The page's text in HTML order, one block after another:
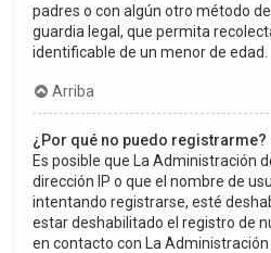
padres o con algún otro método
guardia legal, que permita
identificable de un menor de edad.
Arriba
¿Por qué no puedo registrarme?
Es posible que La Administración
dirección IP o que el nombre de
intentando registrarse, esté
estar deshabilitado el registro de
en contacto con La Administración